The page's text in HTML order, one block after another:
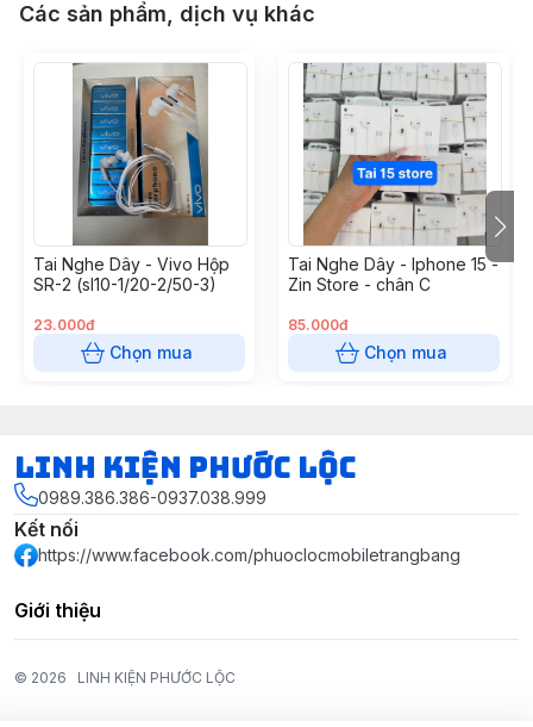
Các sản phẩm, dịch vụ khác
Tai Nghe Dây - Vivo Hộp
SR-2 (sl10-1/20-2/50-3)
23.000đ
Chọn mua
Tai Nghe Dây - Iphone 15 -
Zin Store - chân C
85.000đ
Chọn mua
LINH KIỆN PHƯỚC LỘC
0989.386.386-0937.038.999
Kết nối
https://www.facebook.com/phuoclocmobiletrangbang
Giới thiệu
© 2026 LINH KIỆN PHƯỚC LỘC